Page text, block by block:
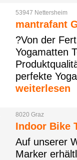
53947 Nettersheim
mantrafant
?Von der
Yogamatten
perfekte
weiterlesen
8020 Graz
Indoor Bike
Auf unserer
Marker